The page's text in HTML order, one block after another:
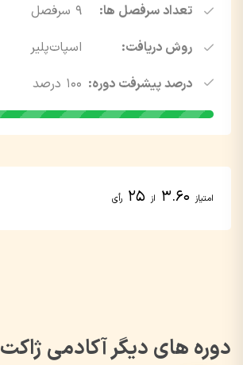
تعداد سرفصل ها:
9 سرفصل
روش دریافت:
اسپات‌پلیر
درصد پیشرفت دوره: 100 درصد
امتیاز 3.60 از 25 رأی
دوره های دیگر آکادمی ژاکت